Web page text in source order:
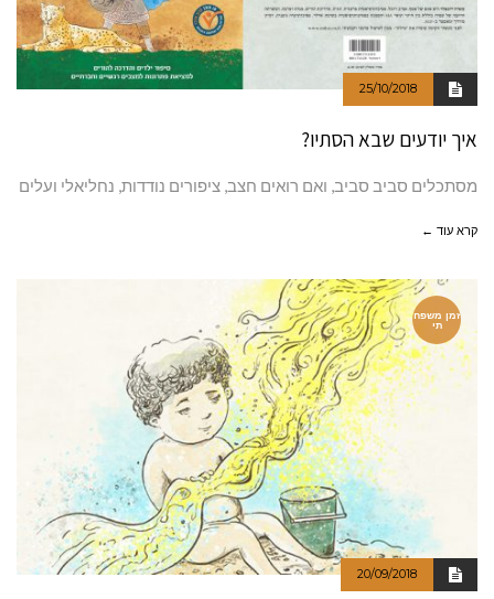
25/10/2018
איך יודעים שבא הסתיו?
מסתכלים סביב סביב, ואם רואים חצב, ציפורים נודדות, נחליאלי ועלים
קרא עוד ←
זמן משפח
תי
20/09/2018